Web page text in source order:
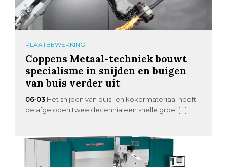
PLAATBEWERKING
Coppens Metaal-techniek bouwt
specialisme in snijden en buigen
van buis verder uit
06-03 Het snijden van buis- en kokermateriaal heeft
de afgelopen twee decennia een snelle groei […]